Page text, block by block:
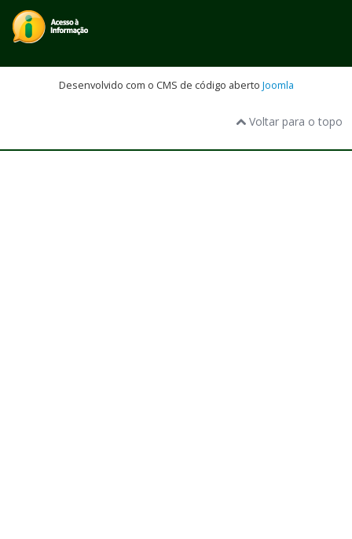
Desenvolvido com o CMS de código aberto Joomla
Voltar para o topo